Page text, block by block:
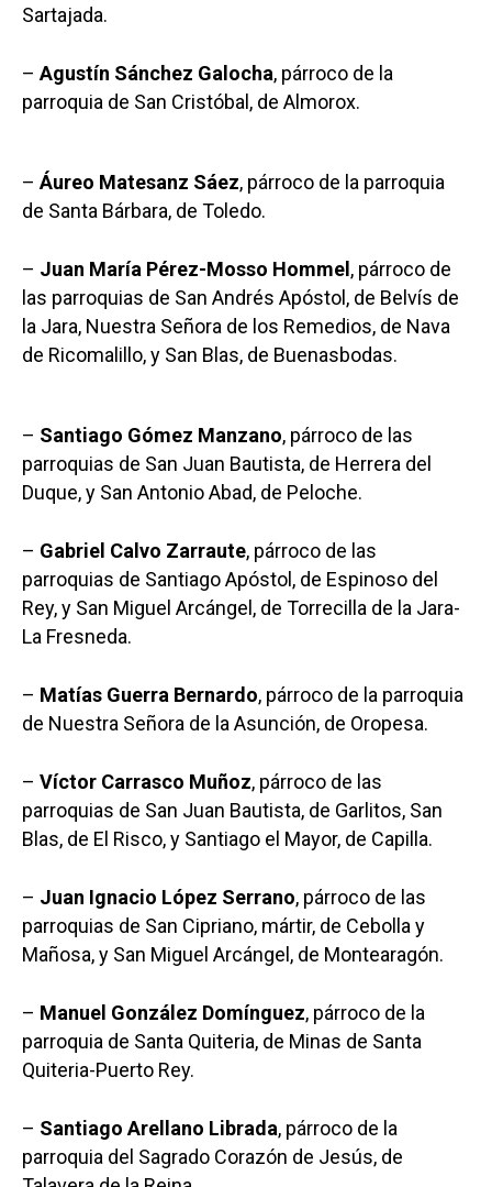
Sartajada.
–Agustín Sánchez Galocha, párroco de la
parroquia de San Cristóbal, de Almorox.
–Áureo Matesanz Sáez, párroco de la parroquia
de Santa Bárbara, de Toledo.
– Juan María Pérez-Mosso Hommel , párroco de
las parroquias de San Andrés Apóstol, de Belvís de
la Jara, Nuestra Señora de los Remedios, de Nava
de Ricomalillo, y San Blas, de Buenasbodas.
– Santiago Gómez Manzano, párroco de las
parroquias de San Juan Bautista, de Herrera del
Duque, y San Antonio Abad, de Peloche.
– Gabriel Calvo Zarraute, párroco de las
parroquias de Santiago Apóstol, de Espinoso del
Rey, y San Miguel Arcángel, de Torrecilla de la Jara-
La Fresneda.
– Matías Guerra Bernardo, párroco de la parroquia
de Nuestra Señora de la Asunción, de Oropesa.
– Víctor Carrasco Muñoz, párroco de las
parroquias de San Juan Bautista, de Garlitos, San
Blas, de El Risco, y Santiago el Mayor, de Capilla.
– Juan Ignacio López Serrano, párroco de las
parroquias de San Cipriano, mártir, de Cebolla y
Mañosa, y San Miguel Arcángel, de Montearagón.
– Manuel González Domínguez, párroco de la
parroquia de Santa Quiteria, de Minas de Santa
Quiteria-Puerto Rey.
– Santiago Arellano Librada, párroco de la
parroquia del Sagrado Corazón de Jesús, de